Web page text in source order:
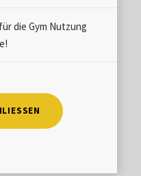
die Gym Nutzung